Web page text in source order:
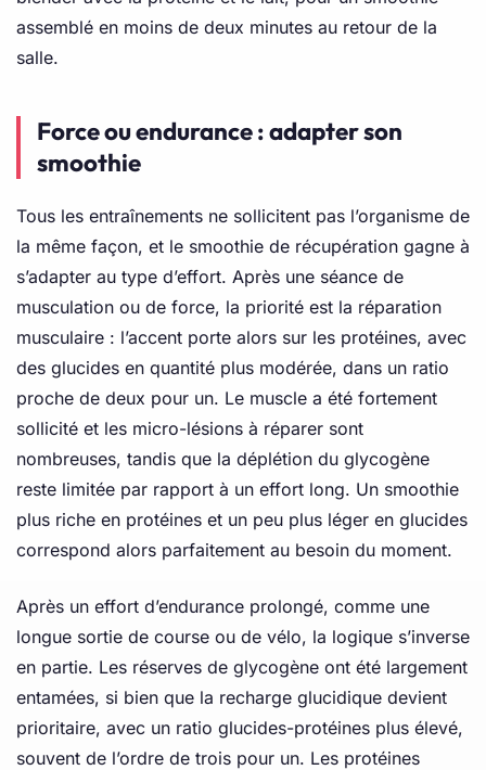
assemblé en moins de deux minutes au retour de la
salle.
Force ou endurance : adapter son
smoothie
Tous les entraînements ne sollicitent pas l’organisme de
la même façon, et le smoothie de récupération gagne à
s’adapter au type d’effort. Après une séance de
musculation ou de force, la priorité est la réparation
musculaire : l’accent porte alors sur les protéines, avec
des glucides en quantité plus modérée, dans un ratio
proche de deux pour un. Le muscle a été fortement
sollicité et les micro-lésions à réparer sont
nombreuses, tandis que la déplétion du glycogène
reste limitée par rapport à un effort long. Un smoothie
plus riche en protéines et un peu plus léger en glucides
correspond alors parfaitement au besoin du moment.
Après un effort d’endurance prolongé, comme une
longue sortie de course ou de vélo, la logique s’inverse
en partie. Les réserves de glycogène ont été largement
entamées, si bien que la recharge glucidique devient
prioritaire, avec un ratio glucides-protéines plus élevé,
souvent de l’ordre de trois pour un. Les protéines